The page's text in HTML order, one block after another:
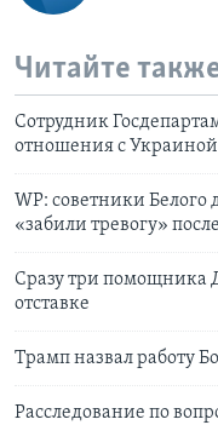
Читайте
Сотрудник
отношения с
WP: советники Белого
«забили тревогу»
Сразу три помощника
отставке
Трамп назвал работу
Расследование по